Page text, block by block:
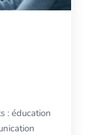
: éducation